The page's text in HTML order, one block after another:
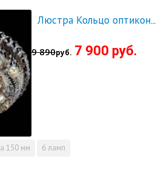
9 890руб. 7 900 руб.
150 мм 6 ламп